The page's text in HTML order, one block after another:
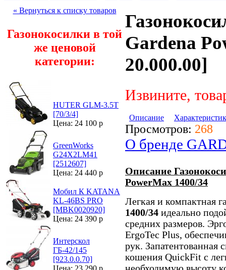
« Вернуться к списку товаров
Газонокосилки в той
же ценовой
категории:
HUTER GLM-3.5T
[70/3/4]
Цена: 24 100 р
GreenWorks
G24X2LM41
[2512607]
Цена: 24 440 р
Мобил К KATANA
KL-46BS PRO
[MBK0020920]
Цена: 24 390 р
Интерскол
ГБ-42/145
[923.0.0.70]
Цена: 23 290 р
Gardena
20.000.00]
Извините,
Описание
Просмотров: 268
О бренде
Описание
PowerMax 1400/34
Легкая и компактная
1400/34 идеально
средних размеров.
ErgoTec Plus,
рук. Запатентованная
кошения QuickFit с